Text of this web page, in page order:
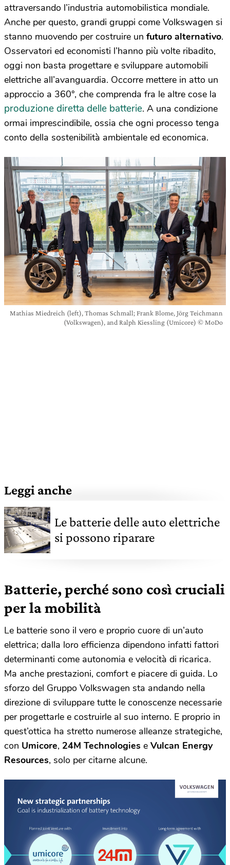
attraversando l’industria automobilistica mondiale.
Anche per questo, grandi gruppi come Volkswagen si
stanno muovendo per costruire un futuro alternativo.
Osservatori ed economisti l’hanno più volte ribadito,
oggi non basta progettare e sviluppare automobili
elettriche all’avanguardia. Occorre mettere in atto un
approccio a 360°, che comprenda fra le altre cose la
produzione diretta delle batterie. A una condizione
ormai imprescindibile, ossia che ogni processo tenga
conto della sostenibilità ambientale ed economica.
Mathias Miedreich (left), Thomas Schmall; Frank Blome, Jörg Teichmann
(Volkswagen), and Ralph Kiessling (Umicore) © MoDo
Leggi anche
Le batterie delle auto elettriche
si possono riparare
Batterie, perché sono così cruciali
per la mobilità
Le batterie sono il vero e proprio cuore di un’auto
elettrica; dalla loro efficienza dipendono infatti fattori
determinanti come autonomia e velocità di ricarica.
Ma anche prestazioni, comfort e piacere di guida. Lo
sforzo del Gruppo Volkswagen sta andando nella
direzione di sviluppare tutte le conoscenze necessarie
per progettarle e costruirle al suo interno. E proprio in
quest’ottica ha stretto numerose alleanze strategiche,
con Umicore, 24M Technologies e Vulcan Energy
Resources, solo per citarne alcune.